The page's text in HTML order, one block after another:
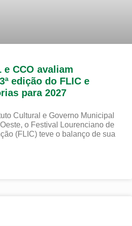
e CCO avaliam
edição do FLIC e
para 2027
Cultural e Governo Municipal
o Festival Lourenciano de
(FLIC) teve o balanço de sua